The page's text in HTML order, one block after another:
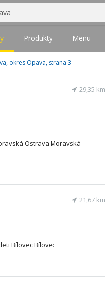
Produkty Menu
okres Opava, strana 3
29,35 km
Ostrava Moravská
21,67 km
Bílovec Bílovec